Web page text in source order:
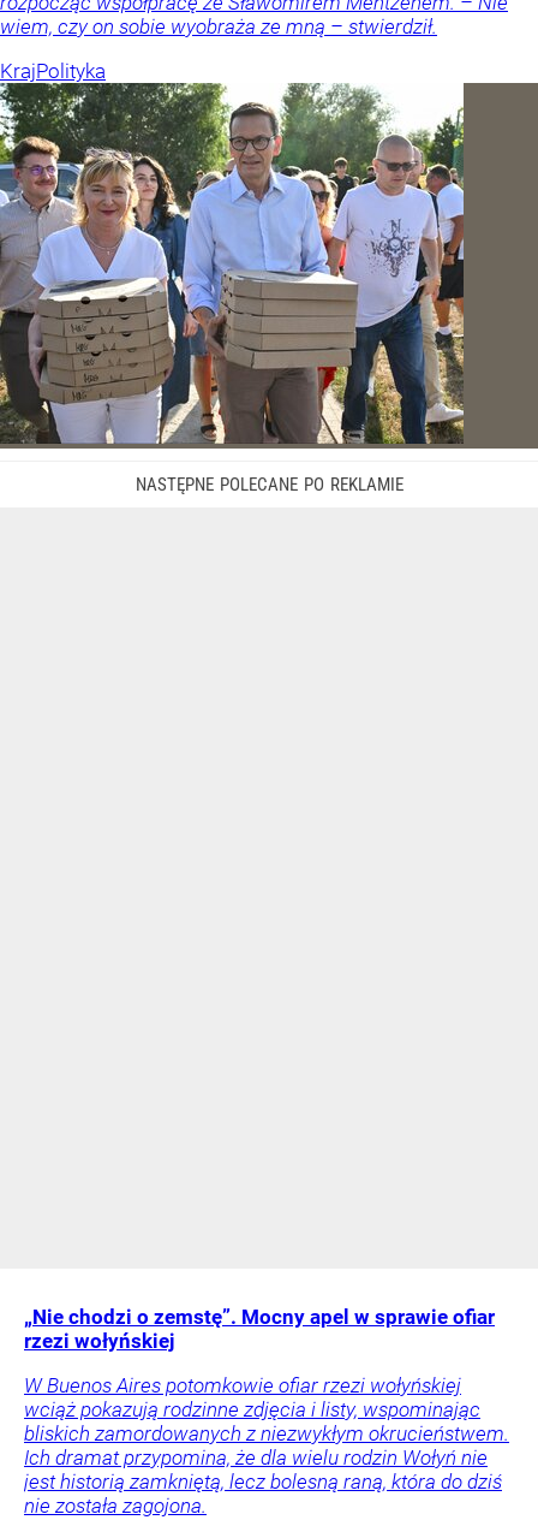
wiem, czy on sobie wyobraża ze mną – stwierdził.
KrajPolityka
„Nie chodzi o zemstę”. Mocny apel w sprawie ofiar
rzezi wołyńskiej
W Buenos Aires potomkowie ofiar rzezi wołyńskiej
wciąż pokazują rodzinne zdjęcia i listy, wspominając
bliskich zamordowanych z niezwykłym okrucieństwem.
Ich dramat przypomina, że dla wielu rodzin Wołyń nie
jest historią zamkniętą, lecz bolesną raną, która do dziś
nie została zagojona.